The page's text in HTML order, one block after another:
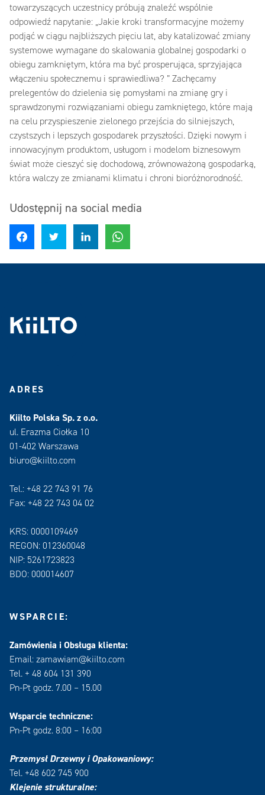
towarzyszących uczestnicy próbują znaleźć wspólnie
odpowiedź napytanie: „Jakie kroki transformacyjne możemy
podjąć w ciągu najbliższych pięciu lat, aby katalizować zmiany
systemowe wymagane do skalowania globalnej gospodarki o
obiegu zamkniętym, która ma być prosperująca, sprzyjająca
włączeniu społecznemu i sprawiedliwa? ” Zachęcamy
prelegentów do dzielenia się pomysłami na zmianę gry i
sprawdzonymi rozwiązaniami obiegu zamkniętego, które mają
na celu przyspieszenie zielonego przejścia do silniejszych,
czystszych i lepszych gospodarek przyszłości. Dzięki nowym i
innowacyjnym produktom, usługom i modelom biznesowym
świat może cieszyć się dochodową, zrównoważoną gospodarką,
która walczy ze zmianami klimatu i chroni bioróżnorodność.
Udostępnij na social media
Udostępnij na Facebook Udostępnij na Twitter Udostępnij na LinkedIn
ADRES
Kiilto Polska Sp. z o.o.
ul. Erazma Ciołka 10
01-402 Warszawa
biuro@kiilto.com
Tel.: +48 22 743 91 76
Fax: +48 22 743 04 02
KRS: 0000109469
REGON: 012360048
NIP: 5261723823
BDO: 000014607
WSPARCIE:
Zamówienia i Obsługa klienta:
Email: zamawiam@kiilto.com
Tel. + 48 604 131 390
Pn-Pt godz. 7.00 – 15.00
Wsparcie techniczne:
Pn-Pt godz. 8:00 – 16:00
Przemysł Drzewny i Opakowaniowy:
Tel. +48 602 745 900
Klejenie strukturalne: